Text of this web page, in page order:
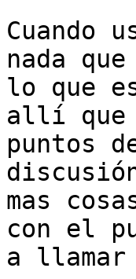
Cuando
nada
lo que
allí que
puntos
mas
con el
a llamar